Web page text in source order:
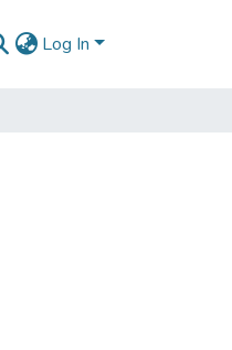
Log In